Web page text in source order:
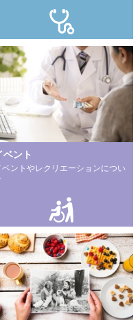
ベント
ベントやレクリエーションについ